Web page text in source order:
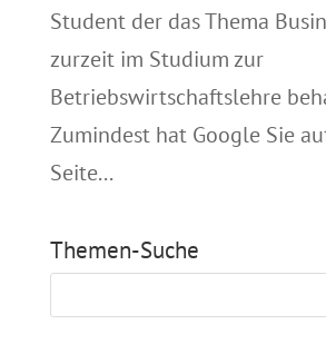
Student der das Thema
zurzeit im Studium zur
Betriebswirtschaftslehre
Zumindest hat Google Sie
Seite...
Themen-Suche